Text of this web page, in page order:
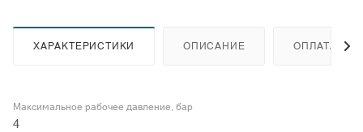
ХАРАКТЕРИСТИКИ ОПИСАНИЕ ОПЛАТА
Максимальное рабочее давление, бар
4